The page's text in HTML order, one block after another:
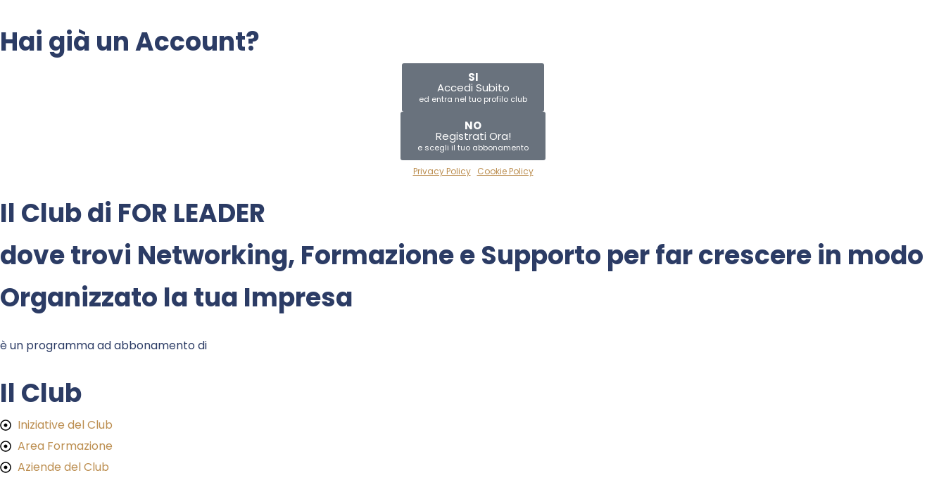
Hai già un Account?
SI
Accedi Subito
ed entra nel tuo profilo club
NO
Registrati Ora!
e scegli il tuo abbonamento
Privacy Policy Cookie Policy
Il Club di FOR LEADER
dove trovi Networking, FormazioneeSupporto per far crescere in modo
Organizzato la tua Impresa
è un programma ad abbonamento di
Il Club
Iniziative del Club
Area Formazione
Aziende del Club